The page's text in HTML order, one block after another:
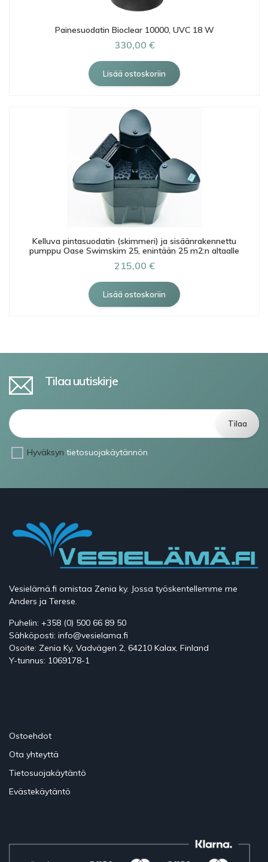
Painesuodatin Bioclear 10000, UVC 18 W
330,00 €
Kelluva pintasuodatin (skimmeri) ja sisäänrakennettu
pumppu Oase Swimskim 25, enintään 25 m2:n altaalle
215,00 €
Tilaa uutiskirje
Hyväksyn tietosuojakäytännön
Vesielämä.fi omistaa Zenia ky. Jossa työskentellemme me
Anders ja Terese.
Puhelin: +358 (0) 500 66 89 50
Sähköposti: info@vesielama.fi
Osoite: Zenia Ky, Vadvägen 2, 64210 Kalax, Finland
Y-tunnus: 1069178-1
Ostoehdot
Ota yhteyttä
Tietosuojakäytäntö
Evästekäytäntö